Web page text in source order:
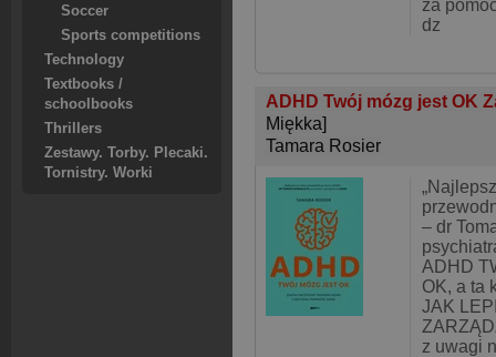
Soccer
Sports competitions
Technology
Textbooks /
schoolbooks
Thrillers
Zestawy. Torby. Plecaki.
Tornistry. Worki
za
dz
ADHD Twój mózg jest OK
Miękka]
Tamara Rosier
– dr
ADHD
OK, a ta
JAK
z uwagi